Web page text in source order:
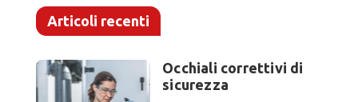
Articoli recenti
Occhiali correttivi di
sicurezza